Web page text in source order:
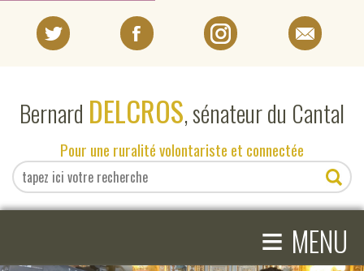
Bernard DELCROS, sénateur du Cantal
Pour une ruralité volontariste et connectée
≡ MENU
EN DIRECT DU SÉNAT
EN DIRECT DU CANTAL